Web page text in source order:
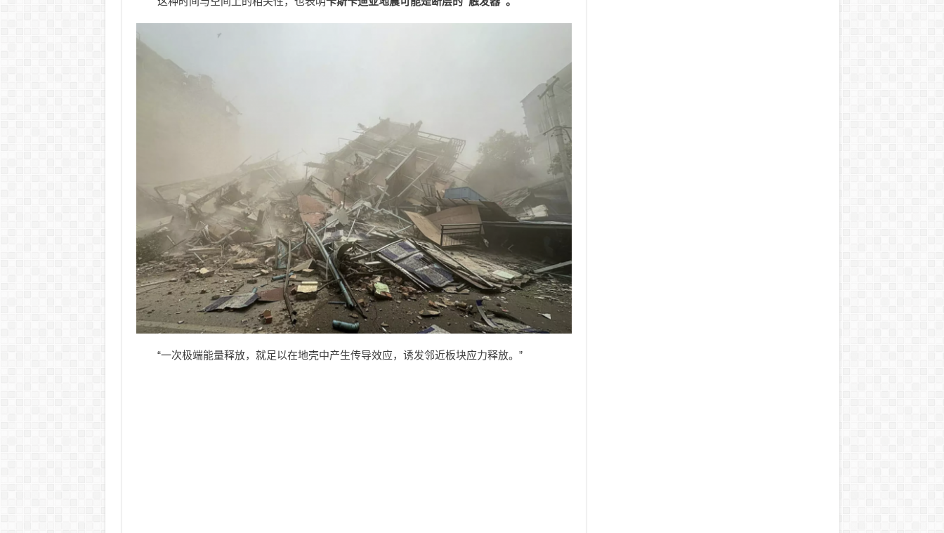
“一次极端能量释放，就足以在地壳中产生传导效应，诱发邻近板块应力释放。”